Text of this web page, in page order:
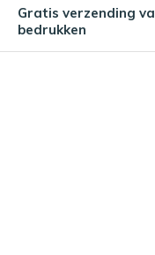
Gratis verzending
bedrukken